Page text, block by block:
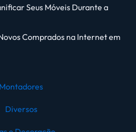
Seus Móveis Durante a
Comprados na Internet em
Montadores
Diversos